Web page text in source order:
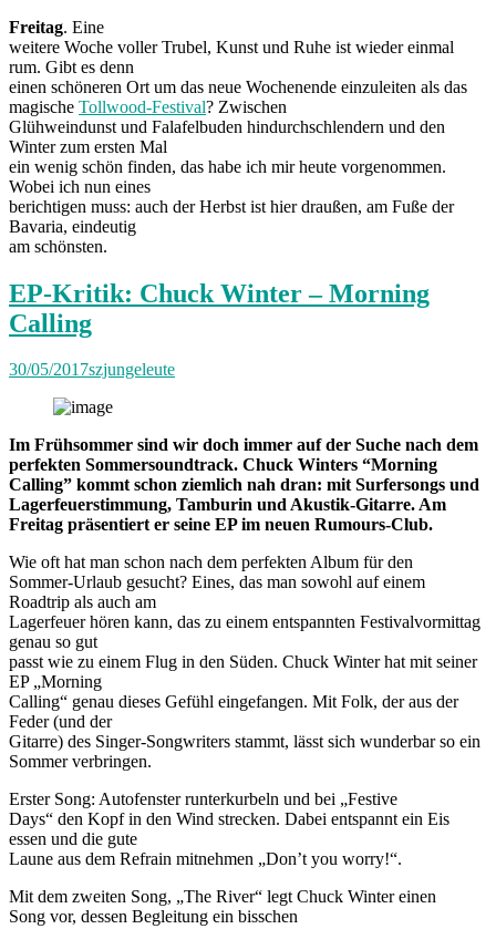
Freitag. Eine
weitere Woche voller Trubel, Kunst und Ruhe ist wieder einmal
rum. Gibt es denn
einen schöneren Ort um das neue Wochenende einzuleiten als das
magische Tollwood-Festival? Zwischen
Glühweindunst und Falafelbuden hindurchschlendern und den
Winter zum ersten Mal
ein wenig schön finden, das habe ich mir heute vorgenommen.
Wobei ich nun eines
berichtigen muss: auch der Herbst ist hier draußen, am Fuße der
Bavaria, eindeutig
am schönsten.
EP-Kritik: Chuck Winter – Morning
Calling
30/05/2017szjungeleute
Im Frühsommer sind wir doch immer auf der Suche nach dem
perfekten Sommersoundtrack. Chuck Winters “Morning
Calling” kommt schon ziemlich nah dran: mit Surfersongs und
Lagerfeuerstimmung, Tamburin und Akustik-Gitarre. Am
Freitag präsentiert er seine EP im neuen Rumours-Club.
Wie oft hat man schon nach dem perfekten Album für den
Sommer-Urlaub gesucht? Eines, das man sowohl auf einem
Roadtrip als auch am
Lagerfeuer hören kann, das zu einem entspannten Festivalvormittag
genau so gut
passt wie zu einem Flug in den Süden. Chuck Winter hat mit seiner
EP „Morning
Calling“ genau dieses Gefühl eingefangen. Mit Folk, der aus der
Feder (und der
Gitarre) des Singer-Songwriters stammt, lässt sich wunderbar so ein
Sommer verbringen.
Erster Song: Autofenster runterkurbeln und bei „Festive
Days“ den Kopf in den Wind strecken. Dabei entspannt ein Eis
essen und die gute
Laune aus dem Refrain mitnehmen „Don’t you worry!“.
Mit dem zweiten Song, „The River“ legt Chuck Winter einen
Song vor, dessen Begleitung ein bisschen